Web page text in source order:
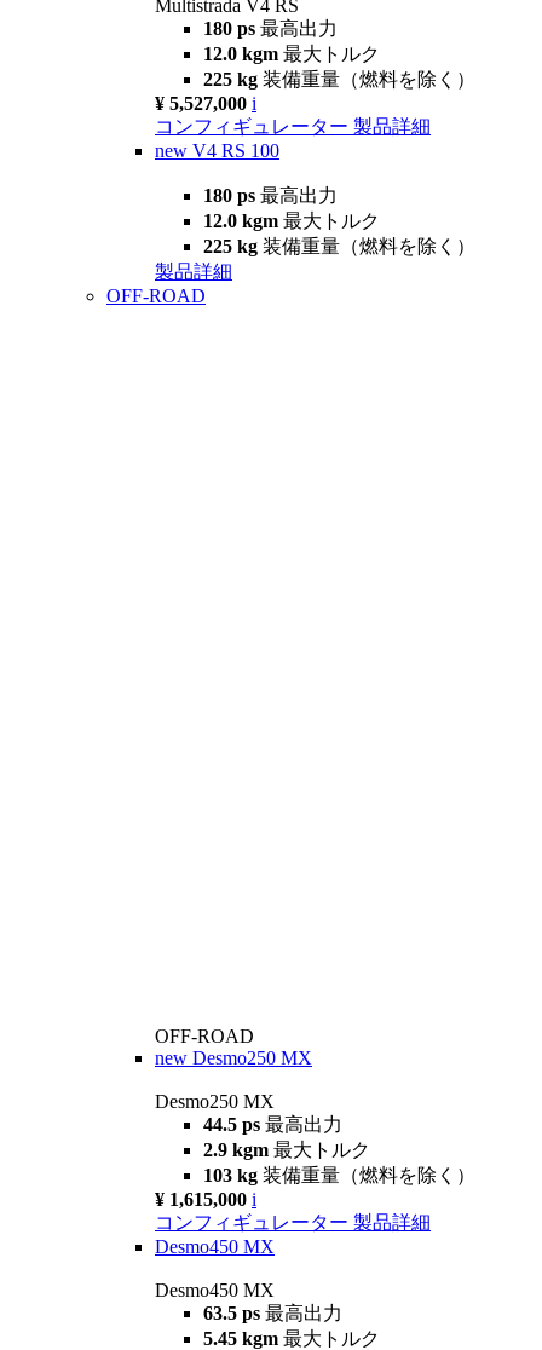
Multistrada V4 RS
180 ps 最高出力
12.0 kgm 最大トルク
225 kg 装備重量（燃料を除く）
¥ 5,527,000 i
コンフィギュレーター 製品詳細
new V4 RS 100
180 ps 最高出力
12.0 kgm 最大トルク
225 kg 装備重量（燃料を除く）
製品詳細
OFF-ROAD
OFF-ROAD
new Desmo250 MX
Desmo250 MX
44.5 ps 最高出力
2.9 kgm 最大トルク
103 kg 装備重量（燃料を除く）
¥ 1,615,000 i
コンフィギュレーター 製品詳細
Desmo450 MX
Desmo450 MX
63.5 ps 最高出力
5.45 kgm 最大トルク